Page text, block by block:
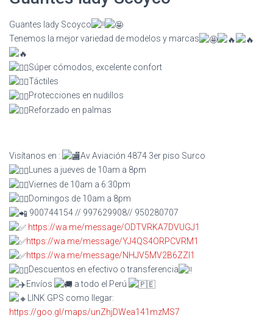
Guantes lady Scoyco
Tenemos la mejor variedad de modelos y marcas
Súper cómodos, excelente confort
Táctiles
Protecciones en nudillos
Reforzado en palmas
Visítanos en :
Av Aviación 4874 3er piso Surco
Lunes a jueves de 10am a 8pm
Viernes de 10am a 6:30pm
Domingos de 10am a 8pm
900744154 // 997629908// 950280707
https://wa.me/message/ODTVRKA7DVUGJ1
https://wa.me/message/YJ4QS4ORPCVRM1
https://wa.me/message/NHJV5MV2B6ZZI1
Descuentos en efectivo o transferencia
Envíos
a todo el Perú
LINK GPS como llegar:
https://goo.gl/maps/unZhjDWea141mzMS7